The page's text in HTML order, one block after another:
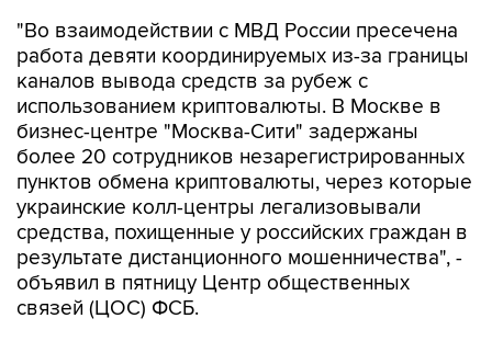
"Во взаимодействии с МВД России пресечена
работа девяти координируемых из-за границы
каналов вывода средств за рубеж с
использованием криптовалюты. В Москве в
бизнес-центре "Москва-Сити" задержаны
более 20 сотрудников незарегистрированных
пунктов обмена криптовалюты, через которые
украинские колл-центры легализовывали
средства, похищенные у российских граждан в
результате дистанционного мошенничества", -
объявил в пятницу Центр общественных
связей (ЦОС) ФСБ.